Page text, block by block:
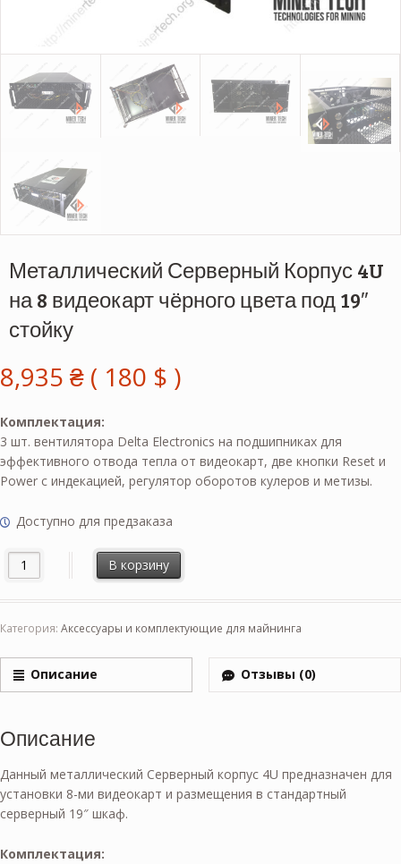
Металлический Серверный Корпус 4U
на 8 видеокарт чёрного цвета под 19″
стойку
8,935 ₴ ( 180 $ )
Комплектация:
3 шт. вентилятора Delta Electronics на подшипниках для
эффективного отвода тепла от видеокарт, две кнопки Reset и
Power с индекацией, регулятор оборотов кулеров и метизы.
Доступно для предзаказа
В корзину
Категория: Аксессуары и комплектующие для майнинга
Описание Отзывы (0)
Описание
Данный металлический Серверный корпус 4U предназначен для
установки 8-ми видеокарт и размещения в стандартный
серверный 19″ шкаф.
Комплектация: